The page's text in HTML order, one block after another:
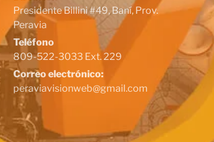
Presidente Billini #49, Baní, Prov.
Peravia
Teléfono
809-522-3033 Ext. 229
Correo electrónico:
peraviavisionweb@gmail.com